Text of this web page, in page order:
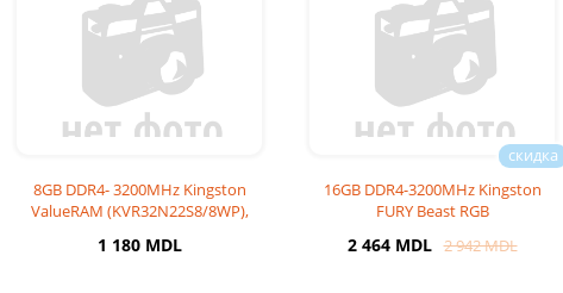
8GB DDR4- 3200MHz Kingston
ValueRAM (KVR32N22S8/8WP),
1 180 MDL
16GB DDR4-3200MHz Kingston
FURY Beast RGB
2 464 MDL 2 942 MDL